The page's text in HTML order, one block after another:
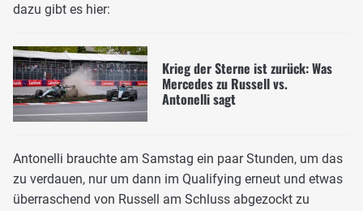
dazu gibt es hier:
Krieg der Sterne ist zurück: Was
Mercedes zu Russell vs.
Antonelli sagt
Antonelli brauchte am Samstag ein paar Stunden, um das
zu verdauen, nur um dann im Qualifying erneut und etwas
überraschend von Russell am Schluss abgezockt zu